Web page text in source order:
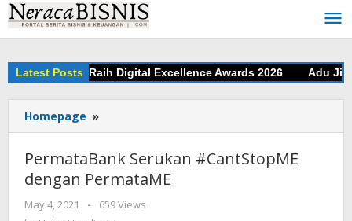
Skip
to
content
Latest Posts
Jakarta Raih Digital Excellence Awards 2026 Adu Jitu di
Homepage »
Serukan
#CantStopME
dengan
PermataME
PermataBank Serukan #CantStopME
dengan PermataME
May 4, 2021
by
-
659 Views